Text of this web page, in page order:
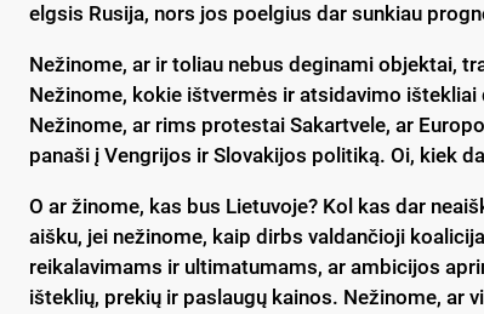
elgsis Rusija, nors jos poelgius dar sunkiau
Nežinome, ar ir toliau nebus deginami objektai,
Nežinome, kokie ištvermės ir atsidavimo
Nežinome, ar rims protestai Sakartvele, ar
panaši į Vengrijos ir Slovakijos politiką. Oi, kiek
O ar žinome, kas bus Lietuvoje? Kol kas dar
aišku, jei nežinome, kaip dirbs valdančioji
reikalavimams ir ultimatumams, ar ambicijos
išteklių, prekių ir paslaugų kainos. Nežinome, ar